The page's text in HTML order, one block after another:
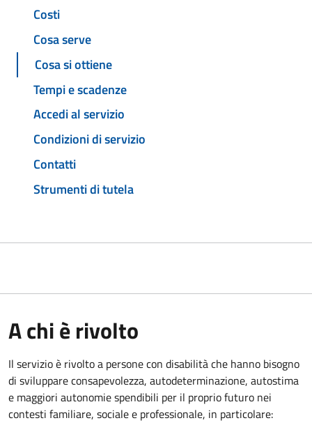
Costi
Cosa serve
Cosa si ottiene
Tempi e scadenze
Accedi al servizio
Condizioni di servizio
Contatti
Strumenti di tutela
A chi è rivolto
Il servizio è rivolto a persone con disabilità che hanno bisogno
di sviluppare consapevolezza, autodeterminazione, autostima
e maggiori autonomie spendibili per il proprio futuro nei
contesti familiare, sociale e professionale, in particolare: